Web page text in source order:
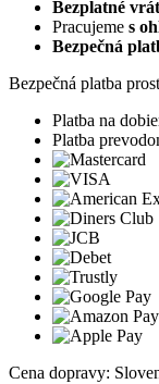
Bezplatné
Pracujeme s
Bezpečná
Bezpečná platba
Platba na
Platba
Cena dopravy: